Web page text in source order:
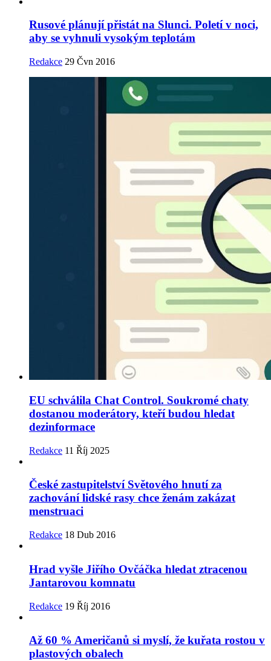
Rusové plánují přistát na Slunci. Poletí v noci,
aby se vyhnuli vysokým teplotám
Redakce 29 Čvn 2016
EU schválila Chat Control. Soukromé chaty
dostanou moderátory, kteří budou hledat
dezinformace
Redakce 11 Říj 2025
České zastupitelství Světového hnutí za
zachování lidské rasy chce ženám zakázat
menstruaci
Redakce 18 Dub 2016
Hrad vyšle Jiřího Ovčáčka hledat ztracenou
Jantarovou komnatu
Redakce 19 Říj 2016
Až 60 % Američanů si myslí, že kuřata rostou v
plastových obalech